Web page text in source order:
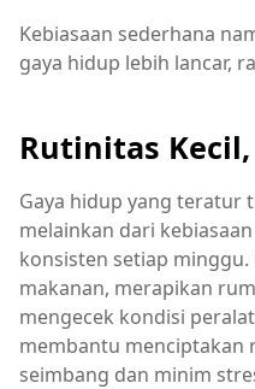
Kebiasaan sederhana
gaya hidup lebih lancar,
Rutinitas
Gaya hidup yang teratur
melainkan dari
konsisten setiap
makanan, merapikan
mengecek kondisi
membantu menciptakan
seimbang dan minim